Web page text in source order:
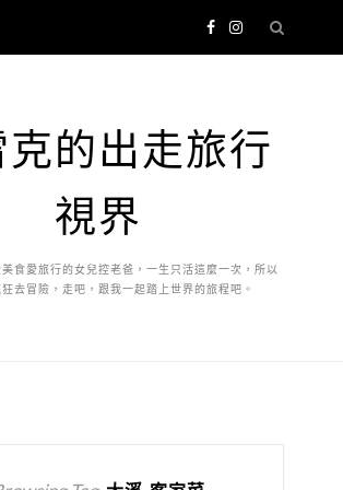
的出走旅行
視界
食愛旅行的女兒控老爸，一生只活這麼一次，所以
去冒險，走吧，跟我一起踏上世界的旅程吧。